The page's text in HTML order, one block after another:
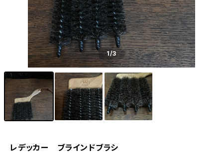
1/3
レデッカー ブラインドブラシ